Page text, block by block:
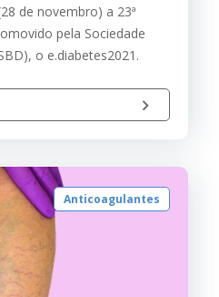
de novembro) a 23ª
pela Sociedade
o e.diabetes2021.
Anticoagulantes